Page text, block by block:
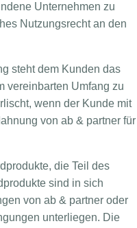
Unternehmen zu
Nutzungsrecht an den
steht dem Kunden das
vereinbarten Umfang zu
wenn der Kunde mit
von ab & partner für
die Teil des
sind in sich
von ab & partner oder
unterliegen. Die